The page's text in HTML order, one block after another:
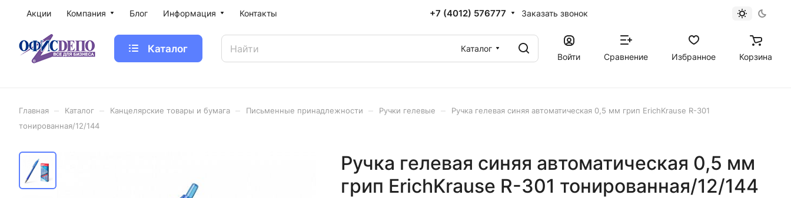
Акции Компания Блог Информация Контакты +7 (4012) 576777 Заказать звонок
Каталог
Каталог
Войти
Сравнение Избранное Корзина
Главная Каталог Канцелярские товары и бумага Письменные принадлежности Ручки гелевые
Ручка гелевая синяя автоматическая 0,5 мм грип ErichKrause R-301
тонированная/12/144
Ручка гелевая синяя автоматическая 0,5 мм
грип ErichKrause R-301 тонированная/12/144